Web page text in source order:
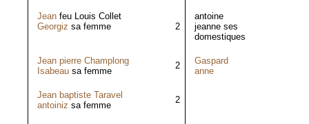
Jean feu Louis Collet
Georgiz sa femme 2
antoine
jeanne ses
domestiques
Jean pierre Champlong
Isabeau sa femme
2
Gaspard
anne
Jean baptiste Taravel
antoiniz sa femme
2